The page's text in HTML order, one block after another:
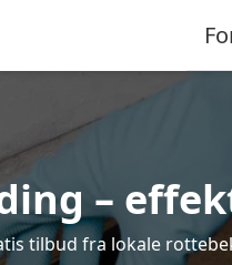
–
tilbud fra lokale